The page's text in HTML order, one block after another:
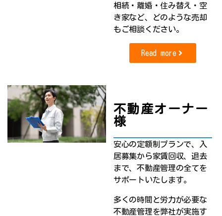
相続・離婚・住み替え・空
き家など、どのような売却
もご相談ください。
Read more
不動産オーナー
様
安心の定額制プランで、入
居募集から家賃回収、退去
まで、不動産管理の全てを
サポートいたします。
多くの時間と労力が必要な
不動産管理を弊社が実施す